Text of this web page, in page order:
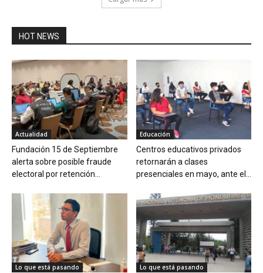
HOT NEWS
Actualidad
Fundación 15 de Septiembre
alerta sobre posible fraude
electoral por retención...
Educación
Centros educativos privados
retornarán a clases
presenciales en mayo, ante el...
Lo que está pasando Lo que está pasando